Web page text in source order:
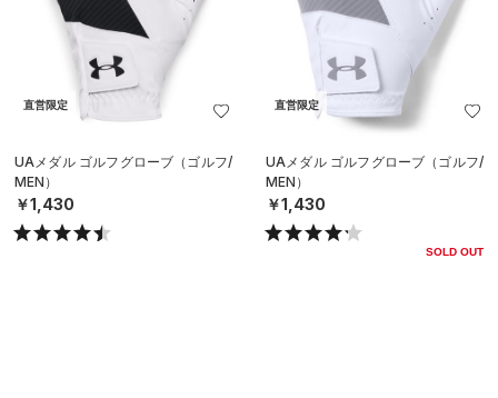
直営限定
UAメダル ゴルフグローブ（ゴルフ/
MEN）
￥1,430
直営限定
UAメダル ゴルフグローブ（ゴルフ/
MEN）
￥1,430
SOLD OUT